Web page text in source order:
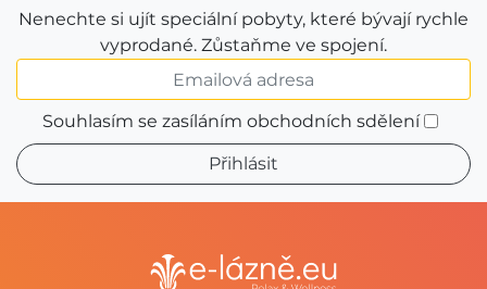
Nenechte si ujít speciální pobyty, které bývají rychle
vyprodané. Zůstaňme ve spojení.
Souhlasím se zasíláním obchodních sdělení